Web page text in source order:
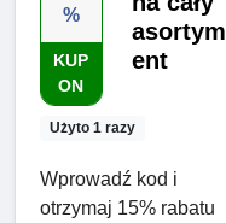
%
KUP
ON
Użyto 1 razy
asortym
ent
Wprowadź kod i
otrzymaj 15% rabatu